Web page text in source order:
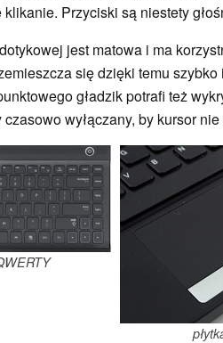
Przyciski są niestety
jest matowa i ma
się dzięki temu szybko
gładzik potrafi też
wyłączany, by kursor